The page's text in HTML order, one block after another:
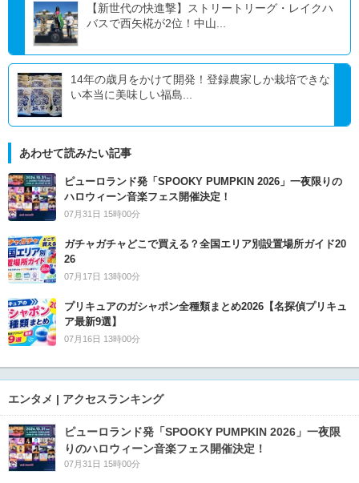
【新世代の快進撃】ストリートリーグ・レイクハ
バスで西矢椛が2位！中山...
14年の歳月をかけて開発！登録農家しか栽培できな
い本当に美味しい福島...
あわせて読みたい記事
ピューロランド発「SPOOKY PUMPKIN 2026」一夜限りの
ハロウィーン音楽フェス開催決定！
07月31日 15時00分
ガチャガチャどこで買える？全国エリア別設置場所ガイド20
26
07月17日 13時00分
プリキュアのガシャポン全種類まとめ2026【名探偵プリキュ
ア最新9選】
07月16日 13時00分
エンタメ | アクセスランキング
ピューロランド発「SPOOKY PUMPKIN 2026」一夜限
りのハロウィーン音楽フェス開催決定！
07月31日 15時00分